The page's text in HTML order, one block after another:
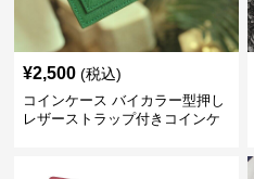
¥2,500 (税込)
コインケース バイカラー型押し
レザーストラップ付きコインケ